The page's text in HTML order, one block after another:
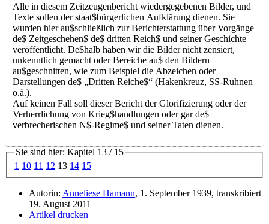
Alle in diesem Zeitzeugenbericht wiedergegebenen Bilder, und
Texte sollen der staat$bürgerlichen Aufklärung dienen. Sie
wurden hier au$schließlich zur Berichterstattung über Vorgänge
de$ Zeitgeschehen$ de$ dritten Reich$ und seiner Geschichte
veröffentlicht. De$halb haben wir die Bilder nicht zensiert,
unkenntlich gemacht oder Bereiche au$ den Bildern
au$geschnitten, wie zum Beispiel die Abzeichen oder
Darstellungen de$ „Dritten Reiche$“ (Hakenkreuz, SS-Ruhnen
o.ä.).
Auf keinen Fall soll dieser Bericht der Glorifizierung oder der
Verherrlichung von Krieg$handlungen oder gar de$
verbrecherischen N$-Regime$ und seiner Taten dienen.
Sie sind hier: Kapitel 13 / 15
1 10 11 12 13 14 15
Autorin: Anneliese Hamann, 1. September 1939, transkribiert
19. August 2011
Artikel drucken